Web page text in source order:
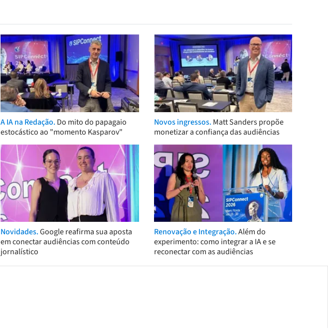
A IA na Redação. Do mito do papagaio
estocástico ao "momento Kasparov"
Novos ingressos. Matt Sanders propõe
monetizar a confiança das audiências
Novidades.Google reafirma sua aposta
em conectar audiências com conteúdo
jornalístico
Renovação e Integração.Além do
experimento: como integrar a IA e se
reconectar com as audiências